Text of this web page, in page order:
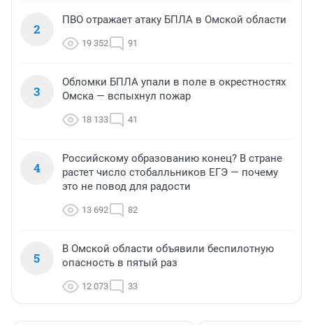
2
ПВО отражает атаку БПЛА в Омской области
19 352 91
3
Обломки БПЛА упали в поле в окрестностях
Омска — вспыхнул пожар
18 133 41
4
Российскому образованию конец? В стране
растет число стобалльников ЕГЭ — почему
это не повод для радости
13 692 82
5
В Омской области объявили беспилотную
опасность в пятый раз
12 073 33